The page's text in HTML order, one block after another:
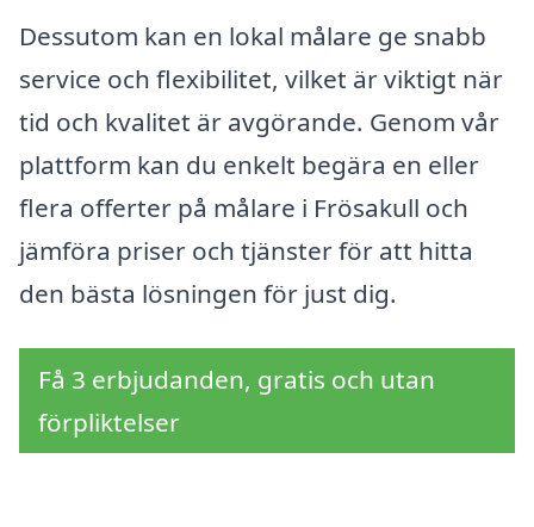
Dessutom kan en lokal målare ge snabb
service och flexibilitet, vilket är viktigt när
tid och kvalitet är avgörande. Genom vår
plattform kan du enkelt begära en eller
flera offerter på målare i Frösakull och
jämföra priser och tjänster för att hitta
den bästa lösningen för just dig.
Få 3 erbjudanden, gratis och utan
förpliktelser